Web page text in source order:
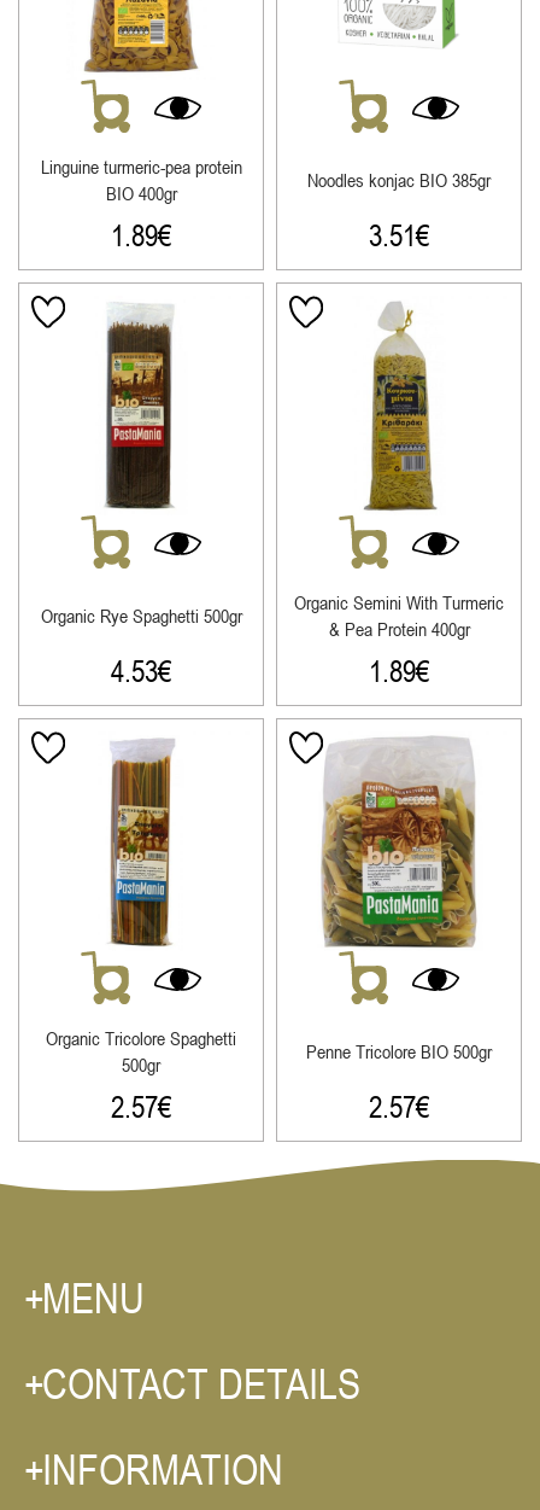
Linguine turmeric-pea protein
ΒΙΟ 400gr
1.89€
Noodles konjac ΒΙΟ 385gr
3.51€
Organic Rye Spaghetti 500gr
4.53€
Organic Semini With Turmeric
& Pea Protein 400gr
1.89€
Organic Tricolore Spaghetti
500gr
2.57€
Penne Tricolore ΒΙΟ 500gr
2.57€
MENU
CONTACT DETAILS
INFORMATION